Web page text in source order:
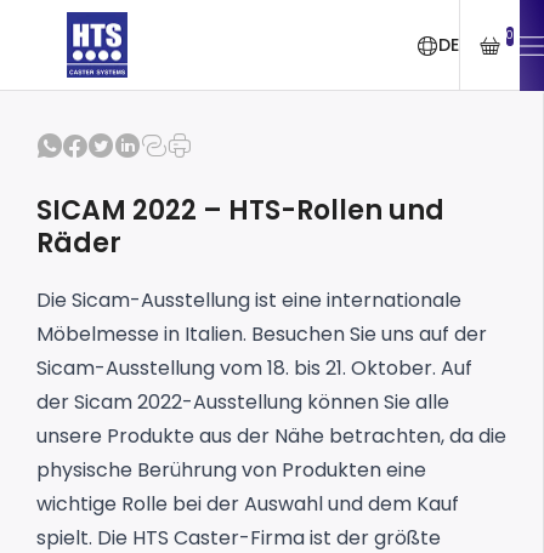
DE 0
SICAM 2022 – HTS-Rollen und
Räder
DieSicam-Ausstellungist eine internationale
Möbelmesse in Italien. Besuchen Sie uns auf der
Sicam-Ausstellung vom 18. bis 21. Oktober. Auf
der Sicam 2022-Ausstellung können Sie alle
unsere Produkte aus der Nähe betrachten, da die
physische Berührung von Produkten eine
wichtige Rolle bei der Auswahl und dem Kauf
spielt. Die HTS Caster-Firma ist der größte